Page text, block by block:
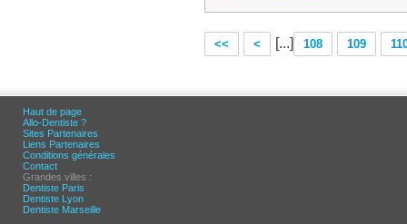
<< < [...] 108 109
Haut de page
Allo-Dentiste ?
Sites Partenaires
Liens Partenaires
Conditions générales
Contact
Grandes villes :
Dentiste Paris
Dentiste Lyon
Dentiste Marseille